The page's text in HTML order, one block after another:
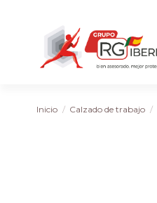
Inicio Calzado de trabajo